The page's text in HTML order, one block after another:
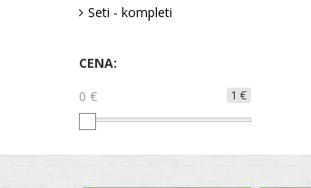
Seti - kompleti
CENA:
1 €
0 €